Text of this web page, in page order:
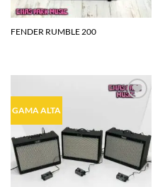
FENDER RUMBLE 200
GAMA ALTA
deseos